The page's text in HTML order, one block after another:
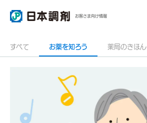
お客さま向け情報
すべて お薬を知ろう 薬局のきほん